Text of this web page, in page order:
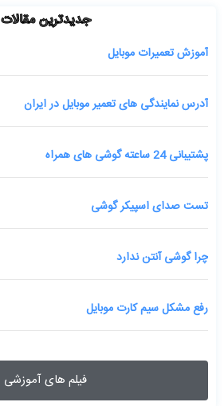
جدیدترین مقالات
آموزش تعمیرات موبایل
آدرس نمایندگی های تعمیر موبایل در ایران
پشتیبانی 24 ساعته گوشی های همراه
تست صدای اسپیکر گوشی
چرا گوشی آنتن ندارد
رفع مشکل سیم کارت موبایل
فیلم های آموزشی